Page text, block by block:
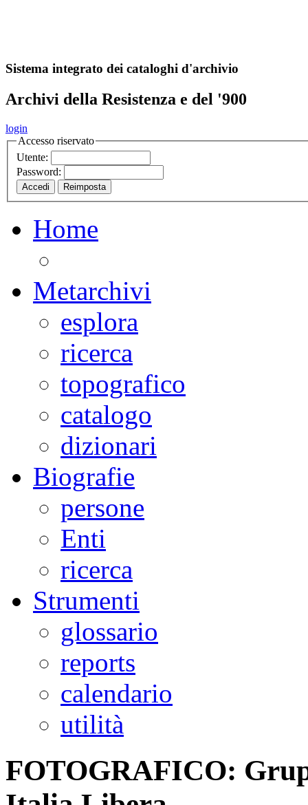
Sistema integrato dei cataloghi d'archivio
Archivi della Resistenza e del '900
login
Accesso riservato
Utente:
Password:
Home
Metarchivi
esplora
ricerca
topografico
catalogo
dizionari
Biografie
persone
Enti
ricerca
Strumenti
glossario
reports
calendario
utilità
FOTOGRAFICO: